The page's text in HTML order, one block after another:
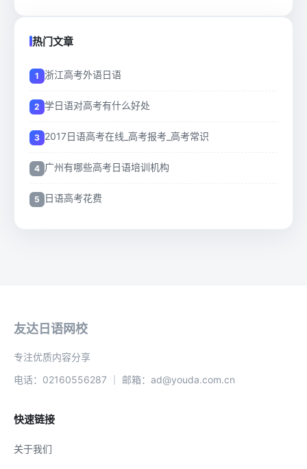
热门文章
浙江高考外语日语
学日语对高考有什么好处
2017日语高考在线_高考报考_高考常识
广州有哪些高考日语培训机构
日语高考花费
友达日语网校
专注优质内容分享
电话：02160556287 ｜ 邮箱：ad@youda.com.cn
快速链接
关于我们